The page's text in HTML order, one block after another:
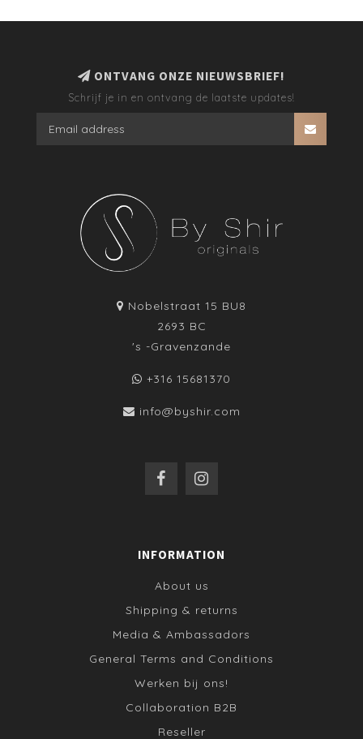
ONTVANG ONZE NIEUWSBRIEF!
Schrijf je in en ontvang de laatste updates!
Nobelstraat 15 BU8
2693 BC
's -Gravenzande
+316 15681370
info@byshir.com
INFORMATION
About us
Shipping & returns
Media & Ambassadors
General Terms and Conditions
Werken bij ons!
Collaboration B2B
Reseller